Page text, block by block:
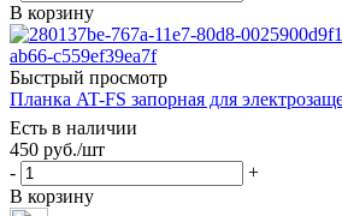
В корзину
Быстрый просмотр
Планка AT-FS запорная для
Есть в наличии
450 руб./шт
-
+
В корзину